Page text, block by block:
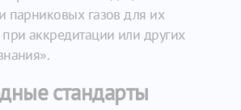
парниковых газов для их
аккредитации или других
стандарты